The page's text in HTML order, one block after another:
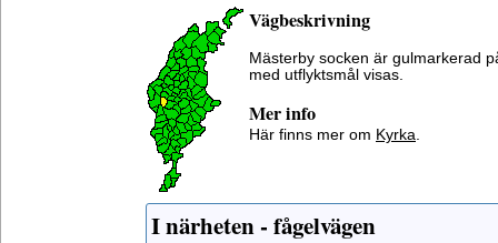
Vägbeskrivning
Mästerby socken är gulmarkerad
med utflyktsmål visas.
Mer info
Här finns mer om Kyrka.
I närheten - fågelvägen